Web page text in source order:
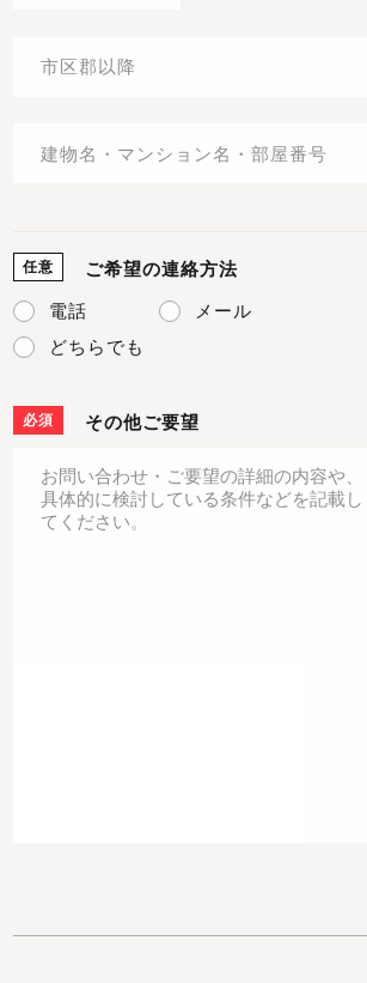
任意 ご希望の連絡方法
電話
メール
どちらでも
必須 その他ご要望